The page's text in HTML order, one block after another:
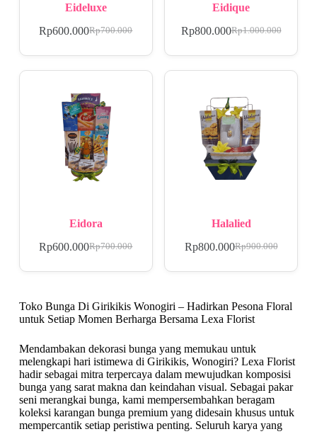
Eideluxe
Rp700.000
Rp600.000
Eidique
Rp1.000.000
Rp800.000
Eidora
Rp700.000
Rp600.000
Halalied
Rp900.000
Rp800.000
Toko Bunga Di Girikikis Wonogiri – Hadirkan Pesona Floral
untuk Setiap Momen Berharga Bersama Lexa Florist
Mendambakan dekorasi bunga yang memukau untuk
melengkapi hari istimewa di Girikikis, Wonogiri? Lexa Florist
hadir sebagai mitra terpercaya dalam mewujudkan komposisi
bunga yang sarat makna dan keindahan visual. Sebagai pakar
seni merangkai bunga, kami mempersembahkan beragam
koleksi karangan bunga premium yang didesain khusus untuk
mempercantik setiap peristiwa penting. Seluruh karya yang